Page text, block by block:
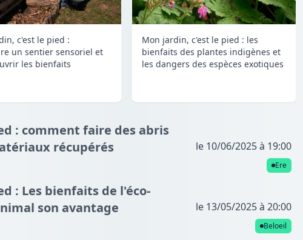
c'est le pied :
un sentier sensoriel et
les bienfaits
Mon jardin, c'est le pied : les
bienfaits des plantes indigènes et
les dangers des espèces exotiques
: comment faire des abris
récupérés
le 10/06/2025 à 19:00
Ere
: Les bienfaits de l'éco-
son avantage
le 13/05/2025 à 20:00
Beloeil